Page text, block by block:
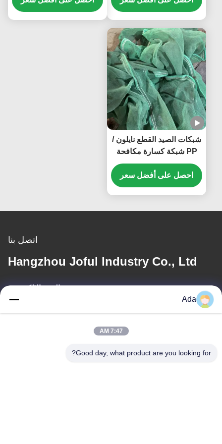
شبكات الصيد القطع نايلون /
PP شبكة كسارة مكافحة
التلف الظل شبكة طحن
مخصصة
احصل على أفضل سعر
اتصل بنا
Hangzhou Joful Industry Co., Ltd
البريد الإلكتروني
Ada
7:47 AM
Good day, what product are you looking for?